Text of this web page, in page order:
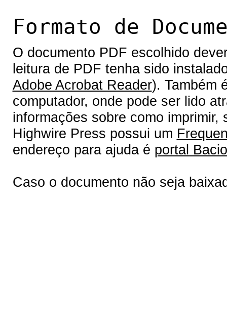
Formato de
O documento PDF escolhido
leitura de PDF tenha sido
Adobe Acrobat Reader). Também
computador, onde pode ser lido
informações sobre como
Highwire Press possui um
endereço para ajuda é portal
Caso o documento não seja